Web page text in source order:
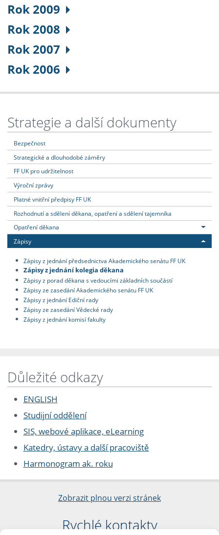
Rok 2009
Rok 2008
Rok 2007
Rok 2006
Strategie a další dokumenty
Bezpečnost
Strategické a dlouhodobé záměry
FF UK pro udržitelnost
Výroční zprávy
Platné vnitřní předpisy FF UK
Rozhodnutí a sdělení děkana, opatření a sdělení tajemníka
Opatření děkana
Zápisy
Zápisy z jednání předsednictva Akademického senátu FF UK
Zápisy z jednání kolegia děkana
Zápisy z porad děkana s vedoucími základních součástí
Zápisy ze zasedání Akademického senátu FF UK
Zápisy z jednání Ediční rady
Zápisy ze zasedání Vědecké rady
Zápisy z jednání komisí fakulty
Důležité odkazy
ENGLISH
Studijní oddělení
SIS, webové aplikace, eLearning
Katedry, ústavy a další pracoviště
Harmonogram ak. roku
Zobrazit plnou verzi stránek
Rychlé kontakty